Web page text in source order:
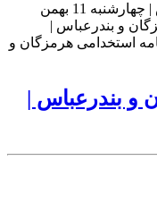
روزنامه استخدامی هرمزگان و بندرعباس | چهارشنبه 11 بهمن
و بندرعباس |
استخدامی هرمزگان و
و بندرعباس |